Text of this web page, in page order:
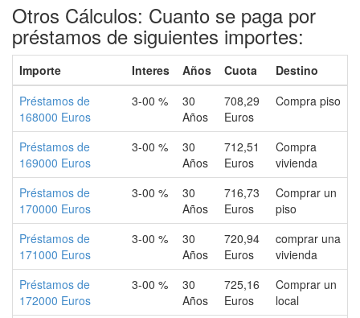
Otros Cálculos: Cuanto se paga por
préstamos de siguientes importes:
Importe Interes Años Cuota
Destino
Préstamos de
168000 Euros
3-00 %
30
Años
708,29
Euros
Compra piso
Préstamos de
169000 Euros
3-00 %
30
Años
712,51
Euros
Compra
vivienda
Préstamos de
170000 Euros
3-00 %
30
Años
716,73
Euros
Comprar un
piso
Préstamos de
171000 Euros
3-00 %
30
Años
720,94
Euros
comprar una
vivienda
Préstamos de
172000 Euros
3-00 %
30
Años
725,16
Euros
Comprar un
local